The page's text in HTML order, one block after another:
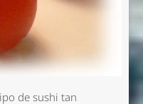
de sushi tan